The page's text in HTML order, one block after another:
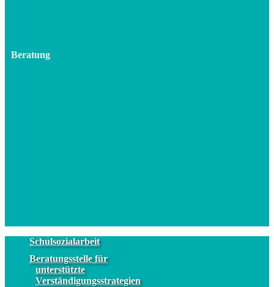
Beratung
Schulsozialarbeit
Beratungsstelle für
unterstützte
Verständigungsstrategien